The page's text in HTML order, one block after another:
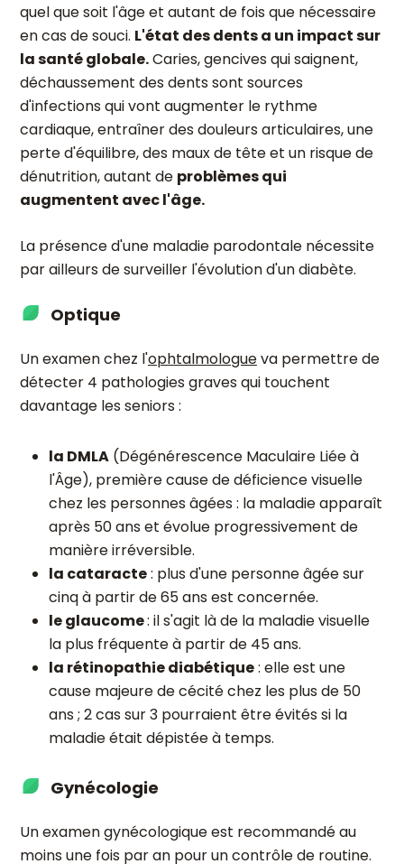
quel que soit l'âge et autant de fois que nécessaire
en cas de souci. L'état des dents a un impact sur
la santé globale.Caries, gencives qui saignent,
déchaussement des dents sont sources
d'infections qui vont augmenter le rythme
cardiaque, entraîner des douleurs articulaires, une
perte d'équilibre, des maux de tête et un risque de
dénutrition, autant de problèmes qui
augmentent avec l'âge.
La présence d'une maladie parodontale nécessite
par ailleurs de surveiller l'évolution d'un diabète.
Optique
Un examen chez l'ophtalmologueva permettre de
détecter 4 pathologies graves qui touchent
davantage les seniors :
la DMLA (Dégénérescence Maculaire Liée à
l'Âge), première cause de déficience visuelle
chez les personnes âgées : la maladie apparaît
après 50 ans et évolue progressivement de
manière irréversible.
la cataracte: plus d'une personne âgée sur
cinq à partir de 65 ans est concernée.
le glaucome: il s'agit là de la maladie visuelle
la plus fréquente à partir de 45 ans.
la rétinopathie diabétique: elle est une
cause majeure de cécité chez les plus de 50
ans ; 2 cas sur 3 pourraient être évités si la
maladie était dépistée à temps.
Gynécologie
Un examen gynécologique est recommandé au
moins une fois par an pour un contrôle de routine.